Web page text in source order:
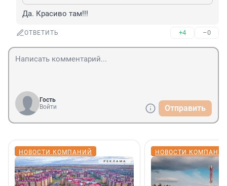
Да. Красиво там!!!
ОТВЕТИТЬ +4 –0
Гость
Войти
Отправить
НОВОСТИ КОМПАНИЙ НОВОСТИ